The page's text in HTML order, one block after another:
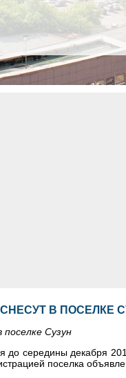
В ПОСЕЛКЕ
Сузун
до середины декабря
поселка